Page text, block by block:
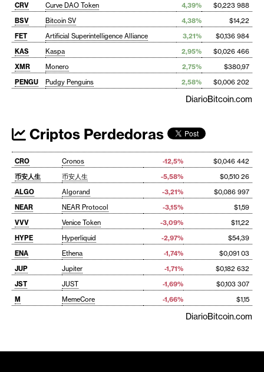
CRV
Curve DAO Token 4,39%
$0,223 988
BSV
Bitcoin SV 4,38%
$14,22
FET
Artificial Superintelligence Alliance 3,21%
$0,136 984
KAS
Kaspa 2,95%
$0,026 466
XMR
Monero 2,75%
$380,97
PENGU
Pudgy Penguins 2,58% $0,006 202
DiarioBitcoin.com
Criptos Perdedoras
CRO Cronos -12,5%
$0,046 442
币安人生
币安人生 -5,58%
$0,510 26
ALGO
Algorand -3,21%
$0,086 997
NEAR
NEAR Protocol -3,15%
$1,59
VVV
Venice Token -3,09%
$11,22
HYPE
Hyperliquid -2,97%
$54,39
ENA
Ethena -1,74%
$0,091 03
JUP
Jupiter -1,71%
$0,182 632
JST
JUST -1,69%
$0,103 307
M
MemeCore -1,66% $1,15
DiarioBitcoin.com